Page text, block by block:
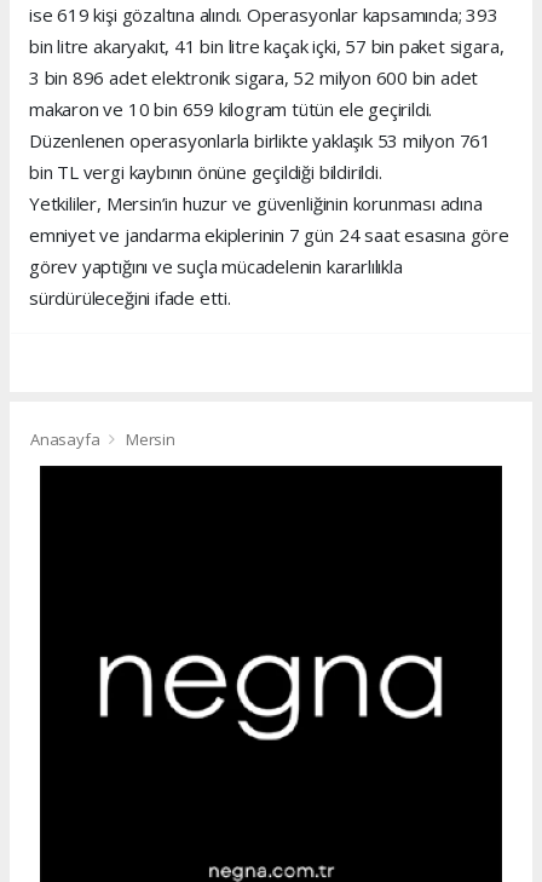
ise 619 kişi gözaltına alındı. Operasyonlar kapsamında; 393
bin litre akaryakıt, 41 bin litre kaçak içki, 57 bin paket sigara,
3 bin 896 adet elektronik sigara, 52 milyon 600 bin adet
makaron ve 10 bin 659 kilogram tütün ele geçirildi.
Düzenlenen operasyonlarla birlikte yaklaşık 53 milyon 761
bin TL vergi kaybının önüne geçildiği bildirildi.
Yetkililer, Mersin’in huzur ve güvenliğinin korunması adına
emniyet ve jandarma ekiplerinin 7 gün 24 saat esasına göre
görev yaptığını ve suçla mücadelenin kararlılıkla
sürdürüleceğini ifade etti.
Anasayfa Mersin